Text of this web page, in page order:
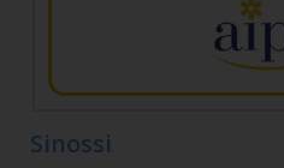
Sinossi